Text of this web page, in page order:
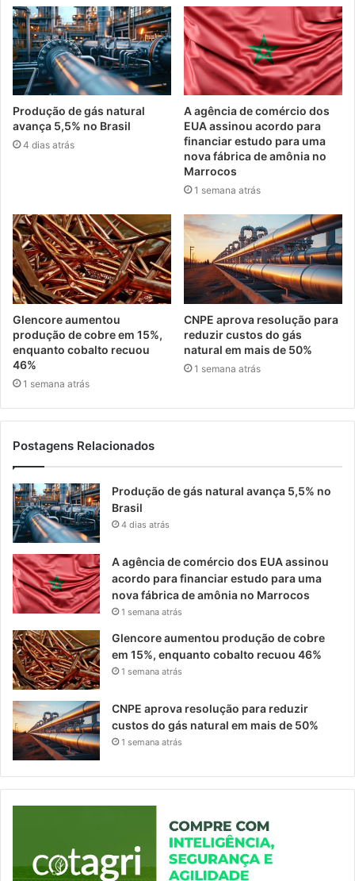
Produção de gás natural
avança 5,5% no Brasil
4 dias atrás
A agência de comércio dos
EUA assinou acordo para
financiar estudo para uma
nova fábrica de amônia no
Marrocos
1 semana atrás
Glencore aumentou
produção de cobre em 15%,
enquanto cobalto recuou
46%
1 semana atrás
CNPE aprova resolução para
reduzir custos do gás
natural em mais de 50%
1 semana atrás
Postagens Relacionados
Produção de gás natural avança 5,5% no
Brasil
4 dias atrás
A agência de comércio dos EUA assinou
acordo para financiar estudo para uma
nova fábrica de amônia no Marrocos
1 semana atrás
Glencore aumentou produção de cobre
em 15%, enquanto cobalto recuou 46%
1 semana atrás
CNPE aprova resolução para reduzir
custos do gás natural em mais de 50%
1 semana atrás